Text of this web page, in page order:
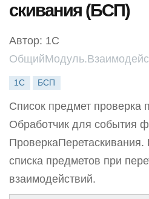
скивания (БСП)
Автор: 1С
1С БСП
Список предмет проверка
Обработчик для события
списка предметов при
взаимодействий.